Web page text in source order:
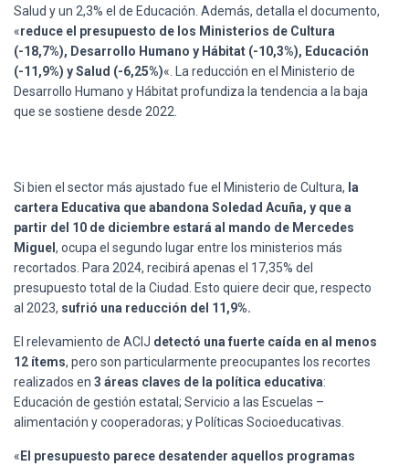
Salud y un 2,3% el de Educación. Además, detalla el documento,
«reduce el presupuesto de los Ministerios de Cultura
(-18,7%), Desarrollo Humano y Hábitat (-10,3%), Educación
(-11,9%) y Salud (-6,25%)«. La reducción en el Ministerio de
Desarrollo Humano y Hábitat profundiza la tendencia a la baja
que se sostiene desde 2022.
Si bien el sector más ajustado fue el Ministerio de Cultura, la
cartera Educativa que abandona Soledad Acuña, y que a
partir del 10 de diciembre estará al mando de Mercedes
Miguel , ocupa el segundo lugar entre los ministerios más
recortados. Para 2024, recibirá apenas el 17,35% del
presupuesto total de la Ciudad. Esto quiere decir que, respecto
al 2023, sufrió una reducción del 11,9%.
El relevamiento de ACIJ detectó una fuerte caída en al menos
12 ítems, pero son particularmente preocupantes los recortes
realizados en 3 áreas claves de la política educativa:
Educación de gestión estatal; Servicio a las Escuelas –
alimentación y cooperadoras; y Políticas Socioeducativas.
« El presupuesto parece desatender aquellos programas